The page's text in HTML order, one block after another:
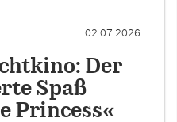
02.07.2026
Der
Spaß
Princess«